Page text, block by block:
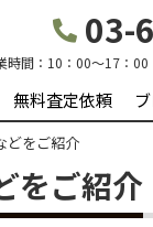
03-
時間： 10：00～17：00
無料査定依頼
どをご紹介
をご紹介